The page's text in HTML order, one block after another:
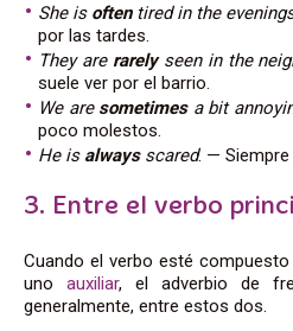
She is oftentired in the
por las tardes.
They are rarelyseen in the
suele ver por el barrio.
We are sometimesa bit
poco molestos.
He is alwaysscared. — Siempre
3. Entre el verbo
Cuando el verbo esté
uno auxiliar, el adverbio de
generalmente, entre estos dos.